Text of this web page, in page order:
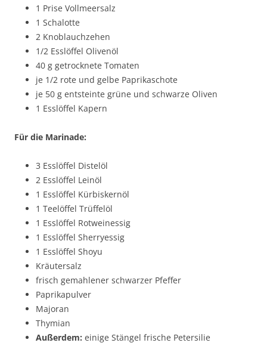
1 Prise Vollmeersalz
1 Schalotte
2 Knoblauchzehen
1/2 Esslöffel Olivenöl
40 g getrocknete Tomaten
je 1/2 rote und gelbe Paprikaschote
je 50 g entsteinte grüne und schwarze Oliven
1 Esslöffel Kapern
Für die Marinade:
3 Esslöffel Distelöl
2 Esslöffel Leinöl
1 Esslöffel Kürbiskernöl
1 Teelöffel Trüffelöl
1 Esslöffel Rotweinessig
1 Esslöffel Sherryessig
1 Esslöffel Shoyu
Kräutersalz
frisch gemahlener schwarzer Pfeffer
Paprikapulver
Majoran
Thymian
Außerdem: einige Stängel frische Petersilie